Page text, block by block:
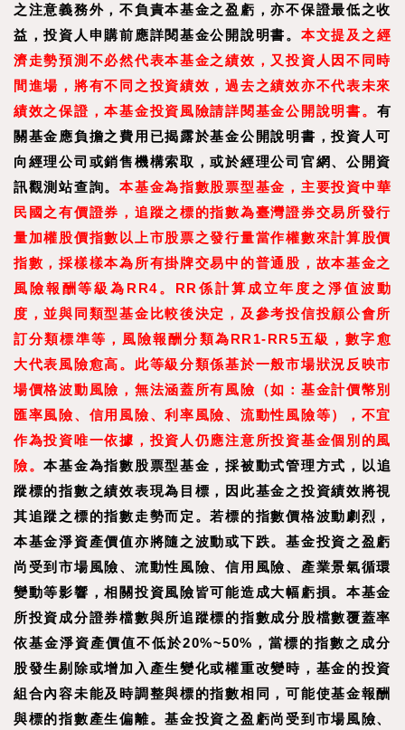
之注意義務外，不負責本基金之盈虧，亦不保證最低之收
益，投資人申購前應詳閱基金公開說明書。 本文提及之經
濟走勢預測不必然代表本基金之績效，又投資人因不同時
間進場，將有不同之投資績效，過去之績效亦不代表未來
績效之保證，本基金投資風險請詳閱基金公開說明書。 有
關基金應負擔之費用已揭露於基金公開說明書，投資人可
向經理公司或銷售機構索取，或於經理公司官網、公開資
訊觀測站查詢。本基金為指數股票型基金，主要投資中華
民國之有價證券，追蹤之標的指數為臺灣證券交易所發行
量加權股價指數以上市股票之發行量當作權數來計算股價
指數，採樣樣本為所有掛牌交易中的普通股，故本基金之
風險報酬等級為RR4。RR係計算成立年度之淨值波動
度，並與同類型基金比較後決定，及參考投信投顧公會所
訂分類標準等，風險報酬分類為RR1-RR5五級，數字愈
大代表風險愈高。此等級分類係基於一般市場狀況反映市
場價格波動風險，無法涵蓋所有風險（如：基金計價幣別
匯率風險、信用風險、利率風險、流動性風險等），不宜
作為投資唯一依據，投資人仍應注意所投資基金個別的風
險。本基金為指數股票型基金，採被動式管理方式，以追
蹤標的指數之績效表現為目標，因此基金之投資績效將視
其追蹤之標的指數走勢而定。若標的指數價格波動劇烈，
本基金淨資產價值亦將隨之波動或下跌。基金投資之盈虧
尚受到市場風險、流動性風險、信用風險、產業景氣循環
變動等影響，相關投資風險皆可能造成大幅虧損。本基金
所投資成分證券檔數與所追蹤標的指數成分股檔數覆蓋率
依基金淨資產價值不低於20%~50%，當標的指數之成分
股發生剔除或增加入產生變化或權重改變時，基金的投資
組合內容未能及時調整與標的指數相同，可能使基金報酬
與標的指數產生偏離。基金投資之盈虧尚受到市場風險、